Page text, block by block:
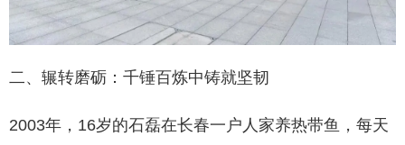
二、辗转磨砺：千锤百炼中铸就坚韧
2003年，16岁的石磊在长春一户人家养热带鱼，每天